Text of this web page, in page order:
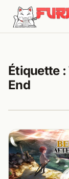
Aller au contenu
Étiquette :
End